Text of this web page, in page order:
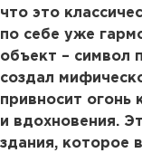
что это
по себе уже
объект – символ
создал
привносит огонь
и вдохновения.
здания, которое